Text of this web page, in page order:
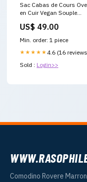
Sac Cabas de Cours
en Cuir Vegan Souple
US$ 49.00
Min. order: 1 piece
★★★★★ 4.6 (16
Sold : Login>>
Comodino Rovere